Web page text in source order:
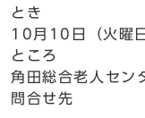
とき
10月10日（火曜
ところ
角田総合老人セン
問合せ先